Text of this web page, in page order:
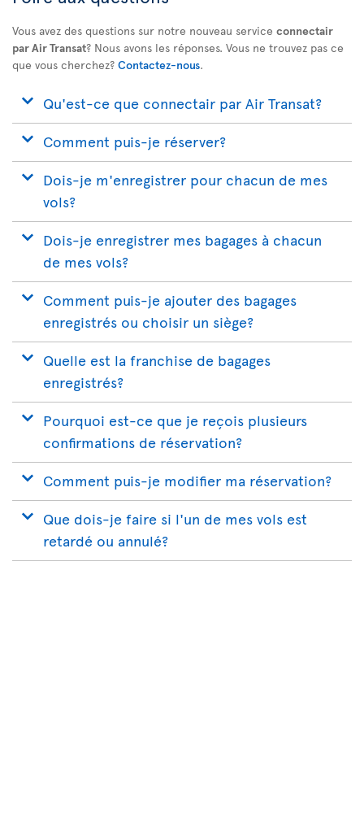
Vous avez des questions sur notre nouveau service connectair
par Air Transat? Nous avons les réponses. Vous ne trouvez pas ce
que vous cherchez? Contactez-nous.
Qu'est-ce que connectair par Air Transat?
Comment puis-je réserver?
Dois-je m'enregistrer pour chacun de mes
vols?
Dois-je enregistrer mes bagages à chacun
de mes vols?
Comment puis-je ajouter des bagages
enregistrés ou choisir un siège?
Quelle est la franchise de bagages
enregistrés?
Pourquoi est-ce que je reçois plusieurs
confirmations de réservation?
Comment puis-je modifier ma réservation?
Que dois-je faire si l'un de mes vols est
retardé ou annulé?